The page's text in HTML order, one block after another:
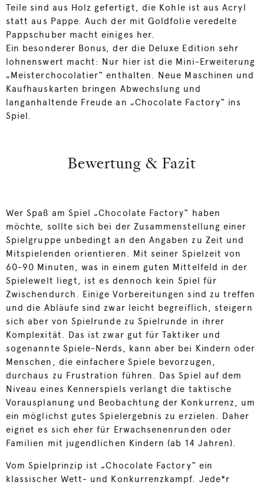
Teile sind aus Holz gefertigt, die Kohle ist aus Acryl
statt aus Pappe. Auch der mit Goldfolie veredelte
Pappschuber macht einiges her.
Ein besonderer Bonus, der die Deluxe Edition sehr
lohnenswert macht: Nur hier ist die Mini-Erweiterung
„Meisterchocolatier“ enthalten. Neue Maschinen und
Kaufhauskarten bringen Abwechslung und
langanhaltende Freude an „Chocolate Factory“ ins
Spiel.
Bewertung & Fazit
Wer Spaß am Spiel „Chocolate Factory“ haben
möchte, sollte sich bei der Zusammenstellung einer
Spielgruppe unbedingt an den Angaben zu Zeit und
Mitspielenden orientieren. Mit seiner Spielzeit von
60-90 Minuten, was in einem guten Mittelfeld in der
Spielewelt liegt, ist es dennoch kein Spiel für
Zwischendurch. Einige Vorbereitungen sind zu treffen
und die Abläufe sind zwar leicht begreiflich, steigern
sich aber von Spielrunde zu Spielrunde in ihrer
Komplexität. Das ist zwar gut für Taktiker und
sogenannte Spiele-Nerds, kann aber bei Kindern oder
Menschen, die einfachere Spiele bevorzugen,
durchaus zu Frustration führen. Das Spiel auf dem
Niveau eines Kennerspiels verlangt die taktische
Vorausplanung und Beobachtung der Konkurrenz, um
ein möglichst gutes Spielergebnis zu erzielen. Daher
eignet es sich eher für Erwachsenenrunden oder
Familien mit jugendlichen Kindern (ab 14 Jahren).
Vom Spielprinzip ist „Chocolate Factory“ ein
klassischer Wett- und Konkurrenzkampf. Jede*r